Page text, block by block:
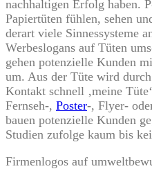
nachhaltigen Erfolg haben.
Papiertüten fühlen, sehen
derart viele Sinnessysteme
Werbeslogans auf Tüten
gehen potenzielle Kunden
um. Aus der Tüte wird
Kontakt schnell ‚meine
Fernseh-, Poster-, Flyer-
bauen potenzielle Kunden
Studien zufolge kaum bis
Firmenlogos auf